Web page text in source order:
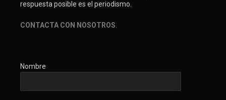
respuesta posible es el periodismo.
CONTACTA CON NOSOTROS
Nombre